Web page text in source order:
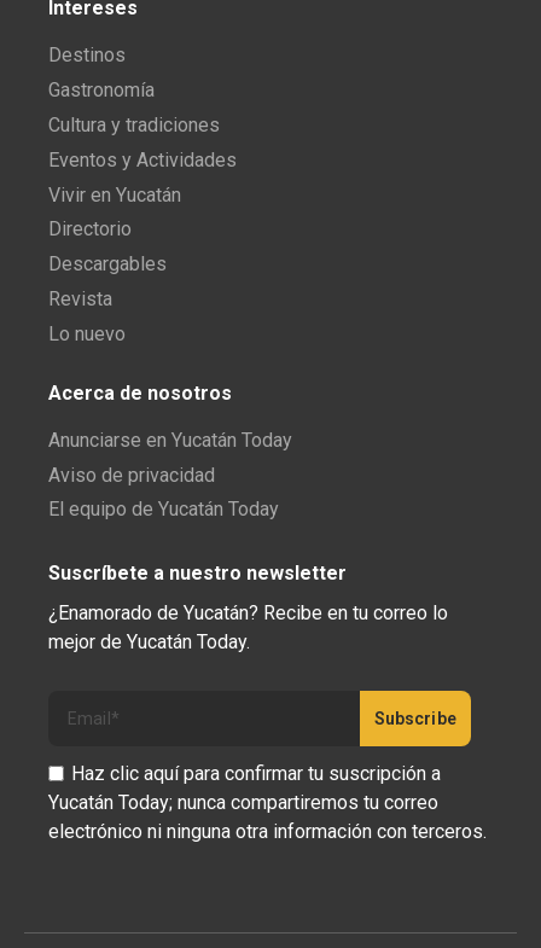
Intereses
Destinos
Gastronomía
Cultura y tradiciones
Eventos y Actividades
Vivir en Yucatán
Directorio
Descargables
Revista
Lo nuevo
Acerca de nosotros
Anunciarse en Yucatán Today
Aviso de privacidad
El equipo de Yucatán Today
Suscríbete a nuestro newsletter
¿Enamorado de Yucatán? Recibe en tu correo lo
mejor de Yucatán Today.
Haz clic aquí para confirmar tu suscripción a
Yucatán Today; nunca compartiremos tu correo
electrónico ni ninguna otra información con terceros.